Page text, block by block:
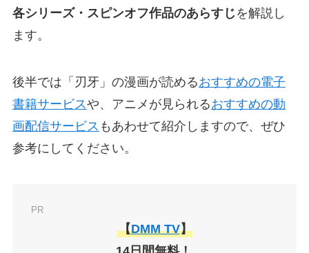
各シリーズ・スピンオフ作品のあらすじ を解説し
ます。
後半では「刃牙」の漫画が読めるおすすめの電子
書籍サービスや、アニメが見られるおすすめの動
画配信サービス もあわせて紹介しますので、ぜひ
参考にしてください。
PR
【DMM TV】